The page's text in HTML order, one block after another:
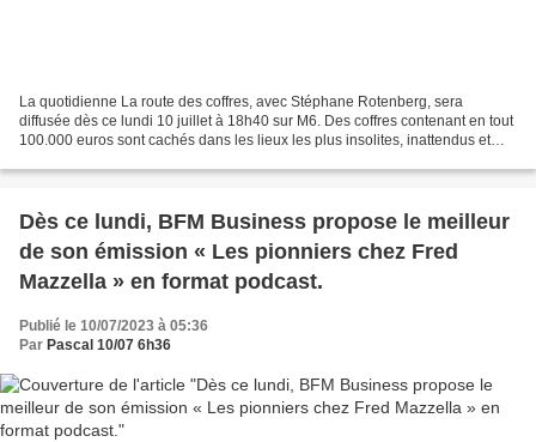
La quotidienne La route des coffres, avec Stéphane Rotenberg, sera
diffusée dès ce lundi 10 juillet à 18h40 sur M6. Des coffres contenant en tout
100.000 euros sont cachés dans les lieux les plus insolites, inattendus et
Dès ce lundi, BFM Business propose le meilleur
de son émission « Les pionniers chez Fred
Mazzella » en format podcast.
Publié le 10/07/2023 à 05:36
Par Pascal 10/07 6h36